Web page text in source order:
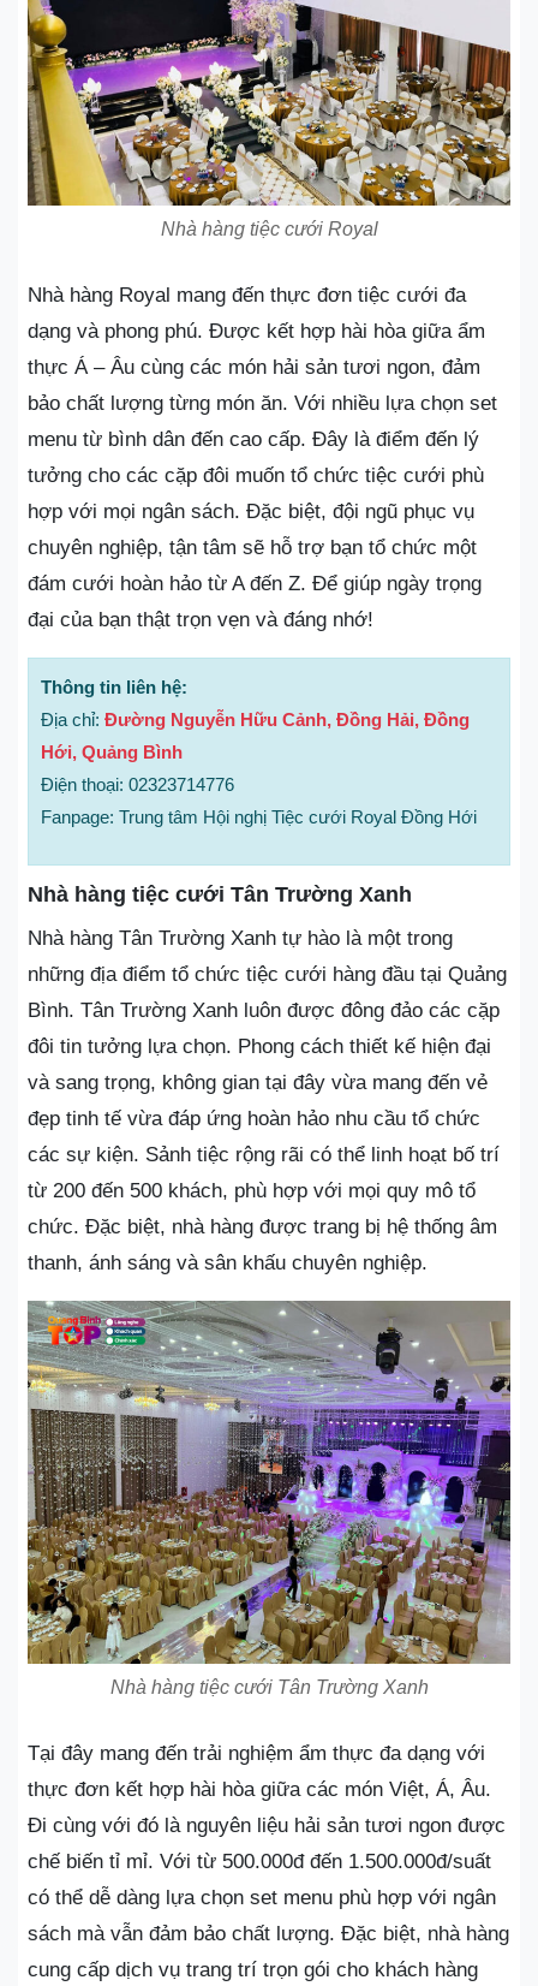
Nhà hàng tiệc cưới Royal
Nhà hàng Royal mang đến thực đơn tiệc cưới đa
dạng và phong phú. Được kết hợp hài hòa giữa ẩm
thực Á – Âu cùng các món hải sản tươi ngon, đảm
bảo chất lượng từng món ăn. Với nhiều lựa chọn set
menu từ bình dân đến cao cấp. Đây là điểm đến lý
tưởng cho các cặp đôi muốn tổ chức tiệc cưới phù
hợp với mọi ngân sách. Đặc biệt, đội ngũ phục vụ
chuyên nghiệp, tận tâm sẽ hỗ trợ bạn tổ chức một
đám cưới hoàn hảo từ A đến Z. Để giúp ngày trọng
đại của bạn thật trọn vẹn và đáng nhớ!
Thông tin liên hệ:
Địa chỉ: Đường Nguyễn Hữu Cảnh, Đồng Hải, Đồng
Hới, Quảng Bình
Điện thoại: 02323714776
Fanpage: Trung tâm Hội nghị Tiệc cưới Royal Đồng Hới
Nhà hàng tiệc cưới Tân Trường Xanh
Nhà hàng Tân Trường Xanh tự hào là một trong
những địa điểm tổ chức tiệc cưới hàng đầu tại Quảng
Bình. Tân Trường Xanh luôn được đông đảo các cặp
đôi tin tưởng lựa chọn. Phong cách thiết kế hiện đại
và sang trọng, không gian tại đây vừa mang đến vẻ
đẹp tinh tế vừa đáp ứng hoàn hảo nhu cầu tổ chức
các sự kiện. Sảnh tiệc rộng rãi có thể linh hoạt bố trí
từ 200 đến 500 khách, phù hợp với mọi quy mô tổ
chức. Đặc biệt, nhà hàng được trang bị hệ thống âm
thanh, ánh sáng và sân khấu chuyên nghiệp.
Nhà hàng tiệc cưới Tân Trường Xanh
Tại đây mang đến trải nghiệm ẩm thực đa dạng với
thực đơn kết hợp hài hòa giữa các món Việt, Á, Âu.
Đi cùng với đó là nguyên liệu hải sản tươi ngon được
chế biến tỉ mỉ. Với từ 500.000đ đến 1.500.000đ/suất
có thể dễ dàng lựa chọn set menu phù hợp với ngân
sách mà vẫn đảm bảo chất lượng. Đặc biệt, nhà hàng
cung cấp dịch vụ trang trí trọn gói cho khách hàng